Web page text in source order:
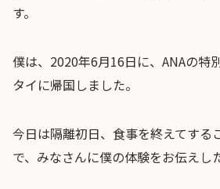
す。
僕は、2020年6月16日に、ANAの特
タイに帰国しました。
今日は隔離初日、食事を終えてする
で、みなさんに僕の体験をお伝えし